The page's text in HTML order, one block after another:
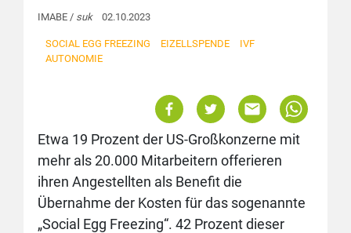
IMABE / suk02.10.2023
SOCIAL EGG FREEZING EIZELLSPENDE
IVF
AUTONOMIE
Etwa 19 Prozent der US-Großkonzerne mit
mehr als 20.000 Mitarbeitern offerieren
ihren Angestellten als Benefit die
Übernahme der Kosten für das sogenannte
„Social Egg Freezing“. 42 Prozent dieser